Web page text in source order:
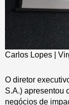
Carlos Lopes |
O diretor
S.A.) apresentou
negócios de